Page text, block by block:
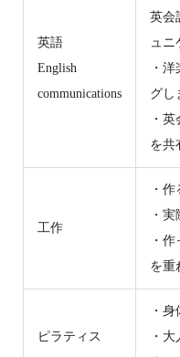
英語
English
communications
英会
ュニ
・
グし
・
を共
工作
・
・
・
を重
ピラティス
・
・